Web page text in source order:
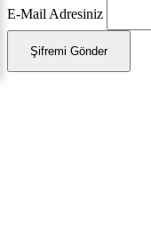
E-Mail Adresiniz
Şifremi Gönder